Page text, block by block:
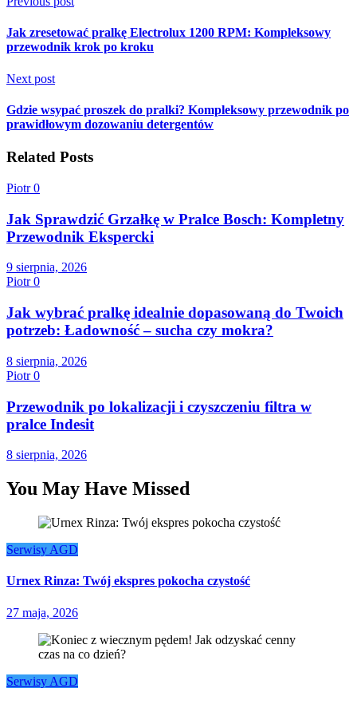
Jak zresetować pralkę Electrolux 1200 RPM: Kompleksowy
przewodnik krok po kroku
Next post
Gdzie wsypać proszek do pralki? Kompleksowy przewodnik po
prawidłowym dozowaniu detergentów
Related Posts
Piotr0
Jak Sprawdzić Grzałkę w Pralce Bosch: Kompletny
Przewodnik Ekspercki
9 sierpnia, 2026
Piotr0
Jak wybrać pralkę idealnie dopasowaną do Twoich
potrzeb: Ładowność – sucha czy mokra?
8 sierpnia, 2026
Piotr0
Przewodnik po lokalizacji i czyszczeniu filtra w
pralce Indesit
8 sierpnia, 2026
You May Have Missed
Serwisy AGD
Urnex Rinza: Twój ekspres pokocha czystość
27 maja, 2026
Serwisy AGD